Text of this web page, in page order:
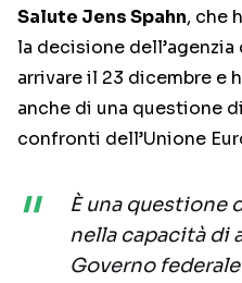
Salute Jens Spahn, che
la decisione
arrivare il 23 dicembre e
anche di una questione
confronti dell’Unione
È una
nella capacità di
Governo